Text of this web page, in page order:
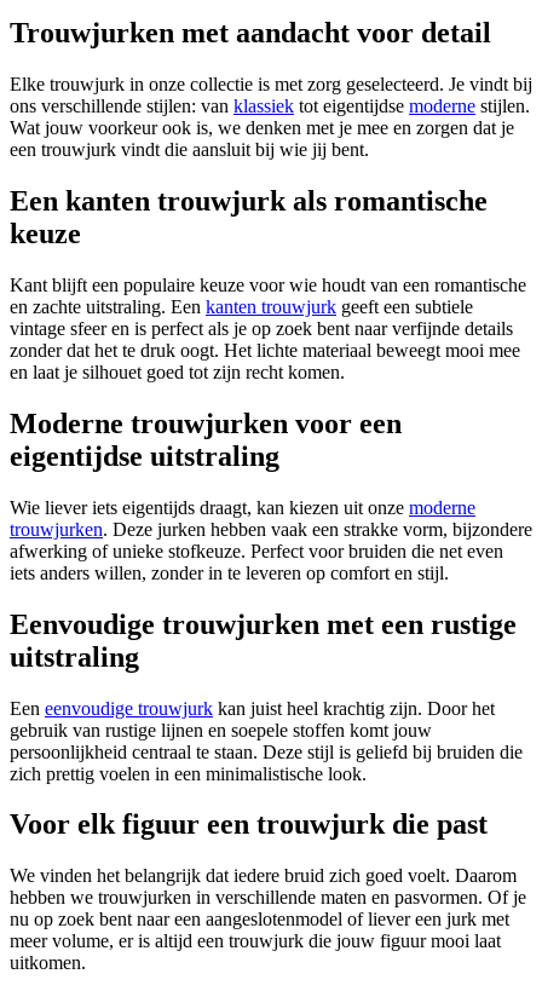
Trouwjurken met aandacht voor detail
Elke trouwjurk in onze collectie is met zorg geselecteerd. Je vindt bij
ons verschillende stijlen: van klassiek tot eigentijdse moderne stijlen.
Wat jouw voorkeur ook is, we denken met je mee en zorgen dat je
een trouwjurk vindt die aansluit bij wie jij bent.
Een kanten trouwjurk als romantische
keuze
Kant blijft een populaire keuze voor wie houdt van een romantische
en zachte uitstraling. Een kanten trouwjurk geeft een subtiele
vintage sfeer en is perfect als je op zoek bent naar verfijnde details
zonder dat het te druk oogt. Het lichte materiaal beweegt mooi mee
en laat je silhouet goed tot zijn recht komen.
Moderne trouwjurken voor een
eigentijdse uitstraling
Wie liever iets eigentijds draagt, kan kiezen uit onze moderne
trouwjurken. Deze jurken hebben vaak een strakke vorm, bijzondere
afwerking of unieke stofkeuze. Perfect voor bruiden die net even
iets anders willen, zonder in te leveren op comfort en stijl.
Eenvoudige trouwjurken met een rustige
uitstraling
Een eenvoudige trouwjurk kan juist heel krachtig zijn. Door het
gebruik van rustige lijnen en soepele stoffen komt jouw
persoonlijkheid centraal te staan. Deze stijl is geliefd bij bruiden die
zich prettig voelen in een minimalistische look.
Voor elk figuur een trouwjurk die past
We vinden het belangrijk dat iedere bruid zich goed voelt. Daarom
hebben we trouwjurken in verschillende maten en pasvormen. Of je
nu op zoek bent naar een aangeslotenmodel of liever een jurk met
meer volume, er is altijd een trouwjurk die jouw figuur mooi laat
uitkomen.